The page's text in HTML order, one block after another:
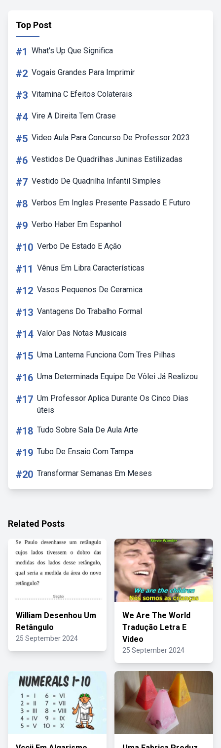
Top Post
#1 What's Up Que Significa
#2 Vogais Grandes Para Imprimir
#3 Vitamina C Efeitos Colaterais
#4 Vire A Direita Tem Crase
#5 Video Aula Para Concurso De Professor 2023
#6 Vestidos De Quadrilhas Juninas Estilizadas
#7 Vestido De Quadrilha Infantil Simples
#8 Verbos Em Ingles Presente Passado E Futuro
#9 Verbo Haber Em Espanhol
#10 Verbo De Estado E Ação
#11 Vênus Em Libra Características
#12 Vasos Pequenos De Ceramica
#13 Vantagens Do Trabalho Formal
#14 Valor Das Notas Musicais
#15 Uma Lanterna Funciona Com Tres Pilhas
#16 Uma Determinada Equipe De Vôlei Já Realizou
#17 Um Professor Aplica Durante Os Cinco Dias
úteis
#18 Tudo Sobre Sala De Aula Arte
#19 Tubo De Ensaio Com Tampa
#20 Transformar Semanas Em Meses
Related Posts
William Desenhou Um
Retângulo
25 September 2024
We Are The World
Tradução Letra E
Video
25 September 2024